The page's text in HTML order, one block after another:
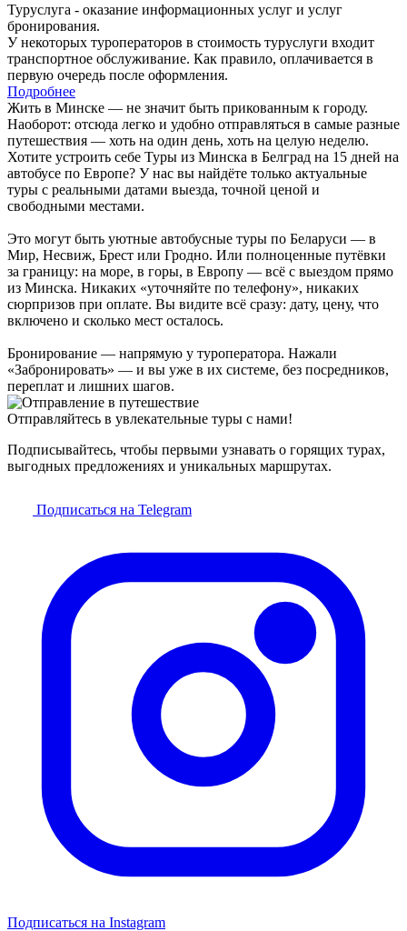
Туруслуга - оказание информационных услуг и услуг
бронирования.
У некоторых туроператоров в стоимость туруслуги входит
транспортное обслуживание. Как правило, оплачивается в
первую очередь после оформления.
Подробнее
Жить в Минске — не значит быть прикованным к городу.
Наоборот: отсюда легко и удобно отправляться в самые разные
путешествия — хоть на один день, хоть на целую неделю.
Хотите устроить себе Туры из Минска в Белград на 15 дней на
автобусе по Европе? У нас вы найдёте только актуальные
туры с реальными датами выезда, точной ценой и
свободными местами.
Это могут быть уютные автобусные туры по Беларуси — в
Мир, Несвиж, Брест или Гродно. Или полноценные путёвки
за границу: на море, в горы, в Европу — всё с выездом прямо
из Минска. Никаких «уточняйте по телефону», никаких
сюрпризов при оплате. Вы видите всё сразу: дату, цену, что
включено и сколько мест осталось.
Бронирование — напрямую у туроператора. Нажали
«Забронировать» — и вы уже в их системе, без посредников,
переплат и лишних шагов.
Отправляйтесь в увлекательные туры с нами!
Подписывайтесь, чтобы первыми узнавать о горящих турах,
выгодных предложениях и уникальных маршрутах.
Подписаться на Telegram
Подписаться на Instagram